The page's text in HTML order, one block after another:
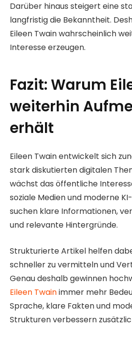
Darüber hinaus steigert eine
langfristig die Bekanntheit.
Eileen Twain wahrscheinlich
Interesse erzeugen.
Fazit: Warum
weiterhin
erhält
Eileen Twain entwickelt sich
stark diskutierten digitalen
wächst das öffentliche
soziale Medien und moderne
suchen klare Informationen,
und relevante Hintergründe.
Strukturierte Artikel helfen
schneller zu vermitteln und
Genau deshalb gewinnen
Eileen Twainimmer mehr
Sprache, klare Fakten und
Strukturen verbessern